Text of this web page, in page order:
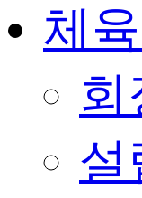
체
회
설